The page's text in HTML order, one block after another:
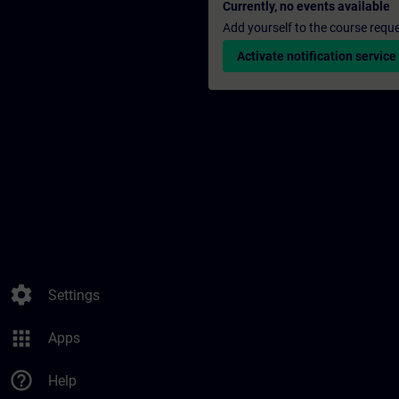
settings Settings
apps Apps
help_outline Help
Currently, no events available
Add yourself to the course
Activate notification service